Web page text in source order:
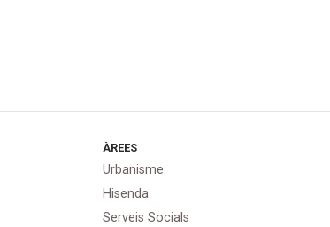
ÀREES
Urbanisme
Hisenda
Serveis Socials